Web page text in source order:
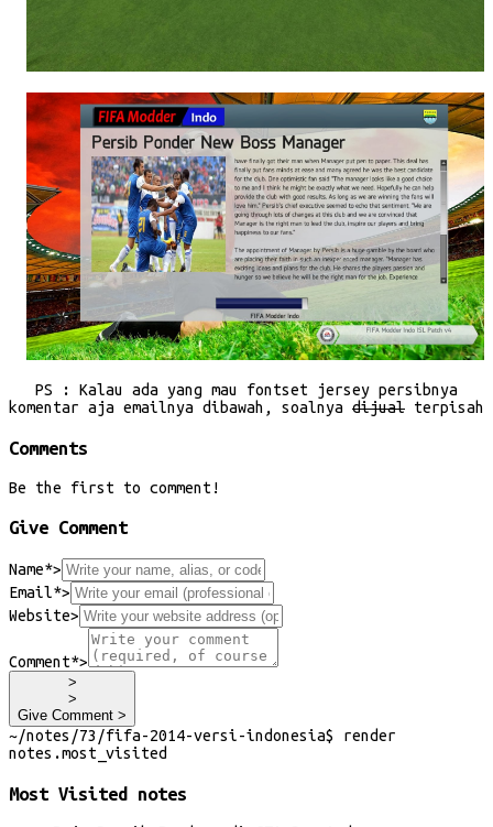
PS : Kalau ada yang mau fontset jersey persibnya
komentar aja emailnya dibawah, soalnya dijual terpisah
Comments
Be the first to comment!
Give Comment
Name*>
Email*>
Website>
Comment*>
>
>
Give Comment >
~/notes/73/fifa-2014-versi-indonesia$
render
notes .most_visited
Most Visited notes